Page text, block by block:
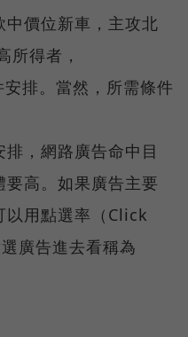
價位新車，主攻北
所得者，
排。當然，所需條件
，網路廣告命中目
高。如果廣告主要
以用點選率（Click
廣告進去看稱為